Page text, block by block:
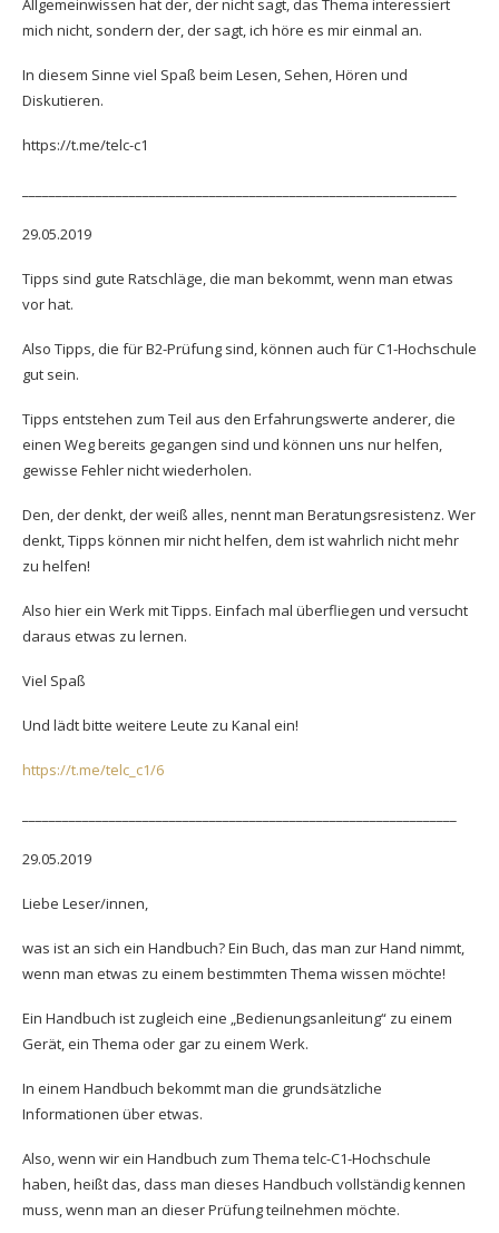
Allgemeinwissen hat der, der nicht sagt, das Thema interessiert
mich nicht, sondern der, der sagt, ich höre es mir einmal an.
In diesem Sinne viel Spaß beim Lesen, Sehen, Hören und
Diskutieren.
https://t.me/telc-c1
29.05.2019
Tipps sind gute Ratschläge, die man bekommt, wenn man etwas
vor hat.
Also Tipps, die für B2-Prüfung sind, können auch für C1-Hochschule
gut sein.
Tipps entstehen zum Teil aus den Erfahrungswerte anderer, die
einen Weg bereits gegangen sind und können uns nur helfen,
gewisse Fehler nicht wiederholen.
Den, der denkt, der weiß alles, nennt man Beratungsresistenz. Wer
denkt, Tipps können mir nicht helfen, dem ist wahrlich nicht mehr
zu helfen!
Also hier ein Werk mit Tipps. Einfach mal überfliegen und versucht
daraus etwas zu lernen.
Viel Spaß
Und lädt bitte weitere Leute zu Kanal ein!
https://t.me/telc_c1/6
29.05.2019
Liebe Leser/innen,
was ist an sich ein Handbuch? Ein Buch, das man zur Hand nimmt,
wenn man etwas zu einem bestimmten Thema wissen möchte!
Ein Handbuch ist zugleich eine „Bedienungsanleitung“ zu einem
Gerät, ein Thema oder gar zu einem Werk.
In einem Handbuch bekommt man die grundsätzliche
Informationen über etwas.
Also, wenn wir ein Handbuch zum Thema telc-C1-Hochschule
haben, heißt das, dass man dieses Handbuch vollständig kennen
muss, wenn man an dieser Prüfung teilnehmen möchte.